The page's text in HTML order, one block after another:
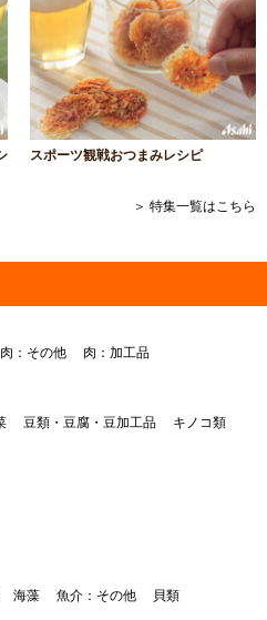
スポーツ観戦おつまみレシピ
＞ 特集一覧はこちら
肉：その他 肉：加工品
豆類・豆腐・豆加工品
キノコ類
海藻 魚介：その他 貝類